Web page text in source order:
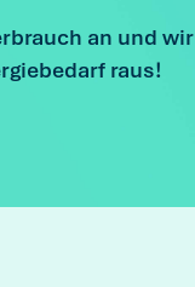
an und wir
raus!